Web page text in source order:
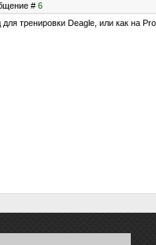
# 6
тренировки Deagle, или как на